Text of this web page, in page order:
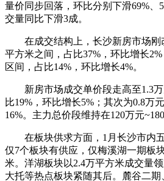
量价同步回落，环比分别下滑69%、
交量同比下滑3成。
在成交结构上，长沙新房市场刚
平方米之间，占比37%，环比增长
区间，占比14%，环比增长4%。
新房市场成交单价段走高至1.3万
比19%，环比增长5%；其次为0.8万
16%。主力总价段维持在120万元~180
在板块供求方面，1月长沙市内五
仅7个板块有供应，仅梅溪湖一期板
米。洋湖板块以2.4万平方米成交量
大托等热点板块紧随其后。麓谷二